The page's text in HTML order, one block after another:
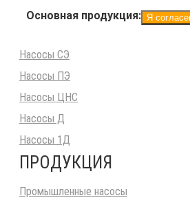
Основная продукция:
Насосы СЭ
Насосы ПЭ
Насосы ЦНС
Насосы Д
Насосы 1Д
ПРОДУКЦИЯ
Промышленные насосы
Я